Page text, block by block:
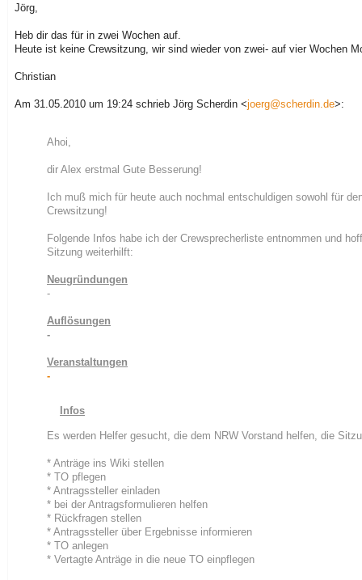
Jörg,
Heb dir das für in zwei Wochen auf.
Heute ist keine Crewsitzung, wir sind wieder von zwei- auf vier Wochen
Christian
Am 31.05.2010 um 19:24 schrieb Jörg Scherdin <joerg@scherdin.de>:
Ahoi,
dir Alex erstmal Gute Besserung!
Ich muß mich für heute auch nochmal entschuldigen sowohl für
Crewsitzung!
Folgende Infos habe ich der Crewsprecherliste entnommen und
Sitzung weiterhilft:
Neugründungen
-
Auflösungen
-
Veranstaltungen
-
Infos
Es werden Helfer gesucht, die dem NRW Vorstand helfen, die
* Anträge ins Wiki stellen
* TO pflegen
* Antragssteller einladen
* bei der Antragsformulieren helfen
* Rückfragen stellen
* Antragssteller über Ergebnisse informieren
* TO anlegen
* Vertagte Anträge in die neue TO einpflegen